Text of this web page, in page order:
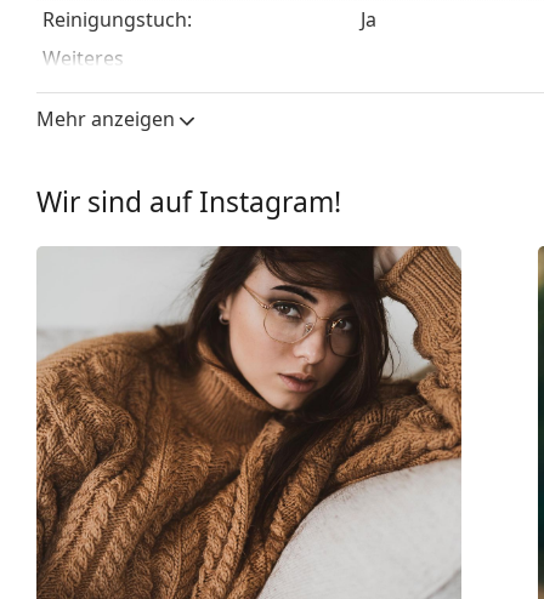
Reinigungstuch:
Ja
Weiteres
Sex:
Unisex
Kategorie:
Mehr anzeigen
Wir sind auf Instagram!